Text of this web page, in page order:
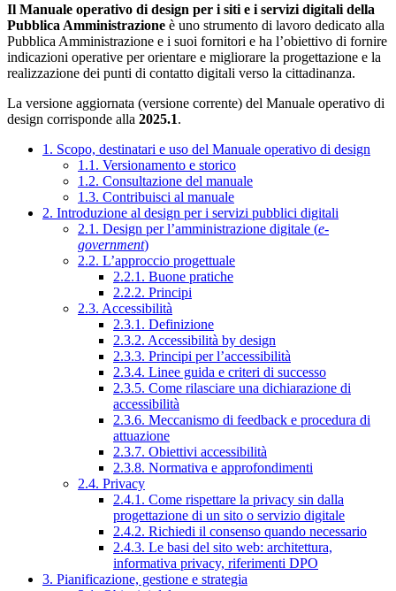
Il Manuale operativo di design per i siti e i servizi digitali della
Pubblica Amministrazione è uno strumento di lavoro dedicato alla
Pubblica Amministrazione e i suoi fornitori e ha l’obiettivo di fornire
indicazioni operative per orientare e migliorare la progettazione e la
realizzazione dei punti di contatto digitali verso la cittadinanza.
La versione aggiornata (versione corrente) del Manuale operativo di
design corrisponde alla 2025.1.
1. Scopo, destinatari e uso del Manuale operativo di design
1.1. Versionamento e storico
1.2. Consultazione del manuale
1.3. Contribuisci al manuale
2. Introduzione al design per i servizi pubblici digitali
2.1. Design per l’amministrazione digitale (e-
government)
2.2. L’approccio progettuale
2.2.1. Buone pratiche
2.2.2. Principi
2.3. Accessibilità
2.3.1. Definizione
2.3.2. Accessibilità by design
2.3.3. Principi per l’accessibilità
2.3.4. Linee guida e criteri di successo
2.3.5. Come rilasciare una dichiarazione di
accessibilità
2.3.6. Meccanismo di feedback e procedura di
attuazione
2.3.7. Obiettivi accessibilità
2.3.8. Normativa e approfondimenti
2.4. Privacy
2.4.1. Come rispettare la privacy sin dalla
progettazione di un sito o servizio digitale
2.4.2. Richiedi il consenso quando necessario
2.4.3. Le basi del sito web: architettura,
informativa privacy, riferimenti DPO
3. Pianificazione, gestione e strategia